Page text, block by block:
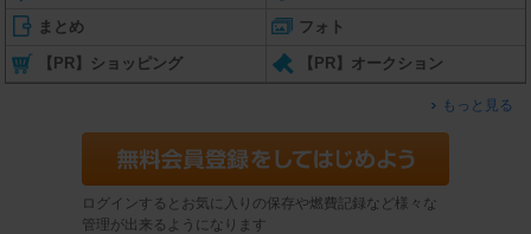
まとめ フォト
【PR】ショッピング 【PR】オークション
もっと見る
ログインするとお気に入りの保存や燃費記録など様々な
管理が出来るようになります